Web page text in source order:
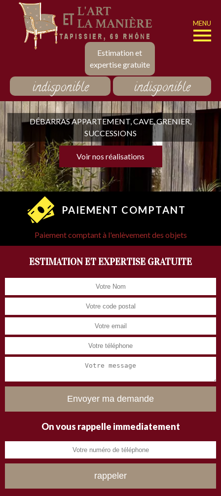
Estimation et
expertise gratuite
MENU
indisponible indisponible
DÉBARRAS APPARTEMENT, CAVE, GRENIER,
SUCCESSIONS
Voir nos réalisations
PAIEMENT COMPTANT
Paiement comptant à l'enlèvement des objets
ESTIMATION ET EXPERTISE GRATUITE
On vous rappelle immediatement